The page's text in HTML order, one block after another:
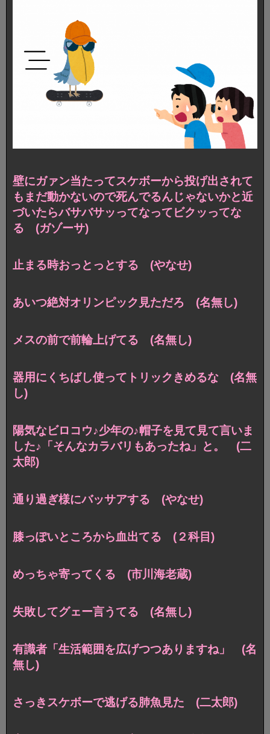
壁にガァン当たってスケボーから投げ出されて
もまだ動かないので死んでるんじゃないかと近
づいたらバサバサッってなってビクッってな
る (ガゾーサ)
止まる時おっとっとする (やなせ)
あいつ絶対オリンピック見ただろ (名無し)
メスの前で前輪上げてる (名無し)
器用にくちばし使ってトリックきめるな (名無
し)
陽気なビロコウ♪少年の♪帽子を見て見て言いま
した♪「そんなカラバリもあったね」と。 (二
太郎)
通り過ぎ様にバッサアする (やなせ)
膝っぽいところから血出てる (２科目)
めっちゃ寄ってくる (市川海老蔵)
失敗してグェー言うてる (名無し)
有識者「生活範囲を広げつつありますね」 (名
無し)
さっきスケボーで逃げる肺魚見た (二太郎)